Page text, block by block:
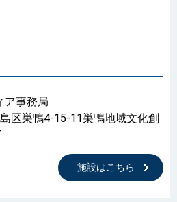
ア事務局
区巣鴨4-15-11巣鴨地域文化創
施設はこちら